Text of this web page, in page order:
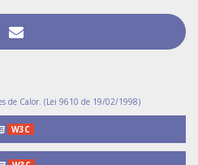
de Calor. (Lei 9610 de 19/02/1998)
W3C